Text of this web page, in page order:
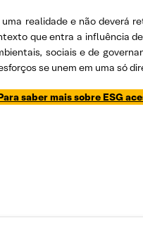
realidade e não deverá
que entra a influência
sociais e de
se unem em uma só
saber mais sobre ESG